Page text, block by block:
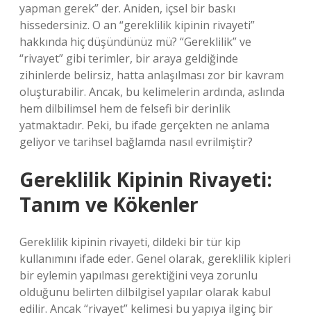
yapman gerek” der. Aniden, içsel bir baskı
hissedersiniz. O an “gereklilik kipinin rivayeti”
hakkında hiç düşündünüz mü? “Gereklilik” ve
“rivayet” gibi terimler, bir araya geldiğinde
zihinlerde belirsiz, hatta anlaşılması zor bir kavram
oluşturabilir. Ancak, bu kelimelerin ardında, aslında
hem dilbilimsel hem de felsefi bir derinlik
yatmaktadır. Peki, bu ifade gerçekten ne anlama
geliyor ve tarihsel bağlamda nasıl evrilmiştir?
Gereklilik Kipinin Rivayeti:
Tanım ve Kökenler
Gereklilik kipinin rivayeti, dildeki bir tür kip
kullanımını ifade eder. Genel olarak, gereklilik kipleri
bir eylemin yapılması gerektiğini veya zorunlu
olduğunu belirten dilbilgisel yapılar olarak kabul
edilir. Ancak “rivayet” kelimesi bu yapıya ilginç bir